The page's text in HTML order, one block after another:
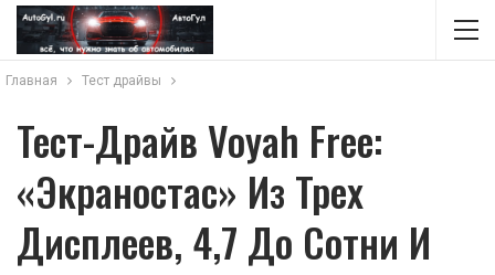
Главная Тест драйвы
Тест-Драйв Voyah Free:
«экраностас» Из Трех
Дисплеев, 4,7 До Сотни И